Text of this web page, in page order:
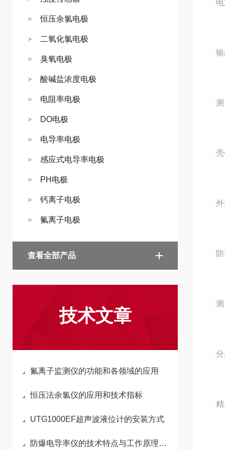
恒压余氯电极
二氧化氯电极
臭氧电极
酸碱盐浓度电极
电阻率电极
DO电极
电导率电极
感应式电导率电极
PH电极
钙离子电极
氟离子电极
查看全部产品
技术文章
氟离子监测仪的功能和各领域的应用
恒压法余氯仪的应用和技术指标
UTG1000EF超声波液位计的安装方式
防爆电导率仪的技术特点与工作原理概述
电
输
测
壳
外
防
测
分
精